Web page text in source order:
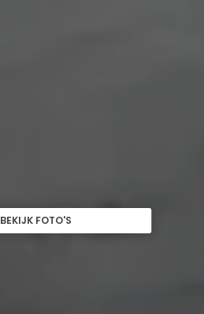
BEKIJK FOTO'S